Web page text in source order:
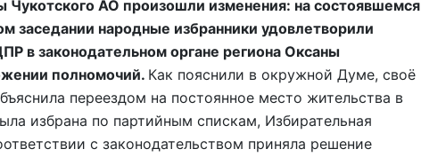
Чукотского АО произошли изменения: на состоявшемся
заседании народные избранники удовлетворили
в законодательном органе региона Оксаны
полномочий. Как пояснили в окружной Думе, своё
переездом на постоянное место жительства в
избрана по партийным спискам, Избирательная
с законодательством приняла решение